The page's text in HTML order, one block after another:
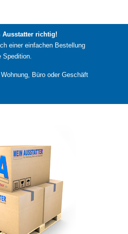
Ausstatter richtig!
einer einfachen Bestellung
Büro oder Geschäft